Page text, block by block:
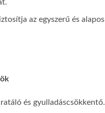
az egyszerű és alapos
és gyulladáscsökkentő.